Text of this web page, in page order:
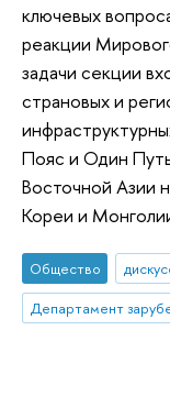
ключевых
реакции
задачи секции
страновых и
Пояс и Один
Восточной Азии
Кореи и
Общество